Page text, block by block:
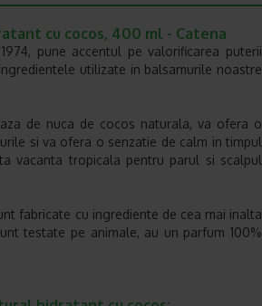
cu cocos, 400 ml - Catena
pune accentul pe valorificarea puterii
utilizate in balsamurile noastre
de nuca de cocos naturala, va ofera o
si va ofera o senzatie de calm in timpul
vacanta tropicala pentru parul si scalpul
fabricate cu ingrediente de cea mai inalta
testate pe animale, au un parfum 100%